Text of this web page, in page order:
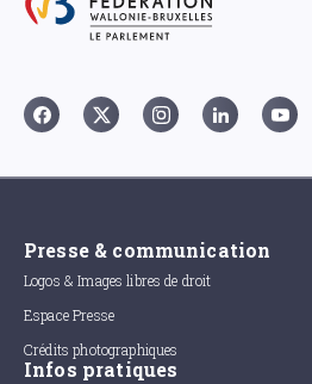
Presse & communication
Logos & Images libres de droit
Espace Presse
Crédits photographiques
Infos pratiques